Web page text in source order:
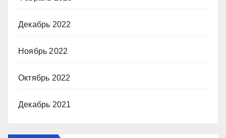
Декабрь 2022
Ноябрь 2022
Октябрь 2022
Декабрь 2021